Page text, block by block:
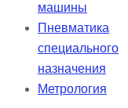
машины
Пневматика
специального
назначения
Метрология